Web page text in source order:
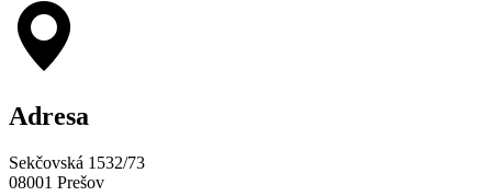
Adresa
Sekčovská 1532/73
08001 Prešov